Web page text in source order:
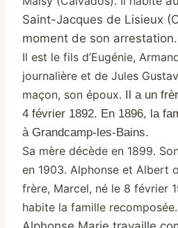
Saint-Jacques de Lisieux
moment de son arrestation.
Il est le fils d’Eugénie,
journalière et de Jules
maçon, son époux. Il a un
4 février 1892. En 1896, la
à Grandcamp-les-Bains.
Sa mère décède en 1899.
en 1903. Alphonse et Albert
frère, Marcel, né le 8 février
habite la famille recomposée.